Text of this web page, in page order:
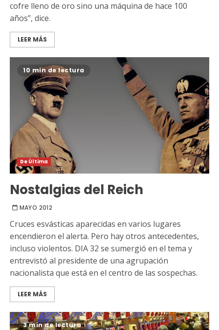
cofre lleno de oro sino una máquina de hace 100
años”, dice.
LEER MÁS
10 min de lectura
De Última
Nostalgias del Reich
MAYO 2012
Cruces esvásticas aparecidas en varios lugares
encendieron el alerta. Pero hay otros antecedentes,
incluso violentos. DIA 32 se sumergió en el tema y
entrevistó al presidente de una agrupación
nacionalista que está en el centro de las sospechas.
LEER MÁS
3 min de lectura